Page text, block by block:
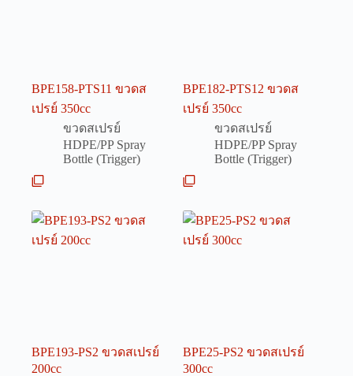
BPE158-PTS11 ขวดส
เปรย์ 350cc
ขวดสเปรย์
HDPE/PP Spray
Bottle (Trigger)
BPE182-PTS12 ขวดส
เปรย์ 350cc
ขวดสเปรย์
HDPE/PP Spray
Bottle (Trigger)
BPE193-PS2 ขวดสเปรย์
200cc
BPE25-PS2 ขวดสเปรย์
300cc